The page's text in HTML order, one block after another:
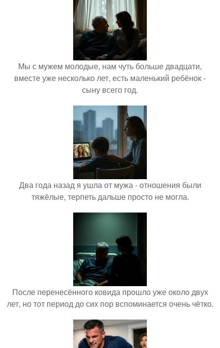
Мы с мужем молодые, нам чуть больше двадцати,
вместе уже несколько лет, есть маленький ребёнок -
сыну всего год.
Два года назад я ушла от мужа - отношения были
тяжёлые, терпеть дальше просто не могла.
После перенесённого ковида прошло уже около двух
лет, но тот период до сих пор вспоминается очень чётко.